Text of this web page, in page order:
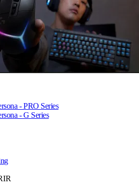
- PRO Series
- G Series